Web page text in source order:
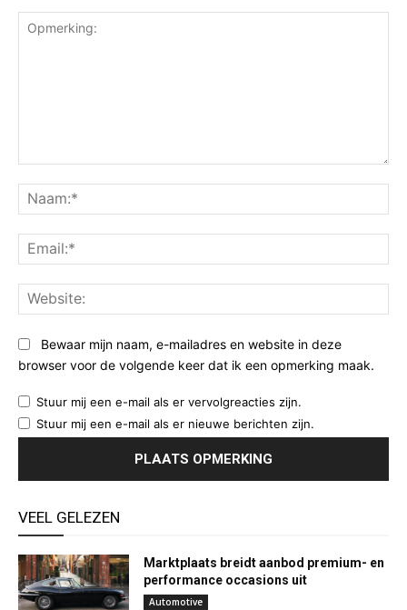
Bewaar mijn naam, e-mailadres en website in deze
browser voor de volgende keer dat ik een opmerking maak.
Stuur mij een e-mail als er vervolgreacties zijn.
Stuur mij een e-mail als er nieuwe berichten zijn.
VEEL GELEZEN
Marktplaats breidt aanbod premium- en
performance occasions uit
Automotive